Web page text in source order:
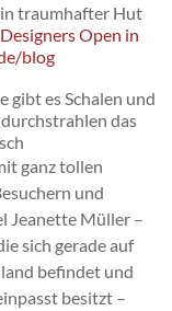
traumhafter Hut
gibt es Schalen und
das
ganz tollen
und
Jeanette Müller –
sich gerade auf
befindet und
besitzt –